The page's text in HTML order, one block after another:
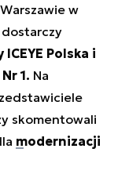
w
dostarczy
Polska i
1. Na
skomentowali
modernizacji